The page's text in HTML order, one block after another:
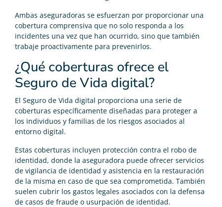
Ambas aseguradoras se esfuerzan por proporcionar una
cobertura comprensiva que no solo responda a los
incidentes una vez que han ocurrido, sino que también
trabaje proactivamente para prevenirlos.
¿Qué coberturas ofrece el
Seguro de Vida digital?
El Seguro de Vida digital proporciona una serie de
coberturas específicamente diseñadas para proteger a
los individuos y familias de los riesgos asociados al
entorno digital.
Estas coberturas incluyen protección contra el robo de
identidad, donde la aseguradora puede ofrecer servicios
de vigilancia de identidad y asistencia en la restauración
de la misma en caso de que sea comprometida. También
suelen cubrir los gastos legales asociados con la defensa
de casos de fraude o usurpación de identidad.